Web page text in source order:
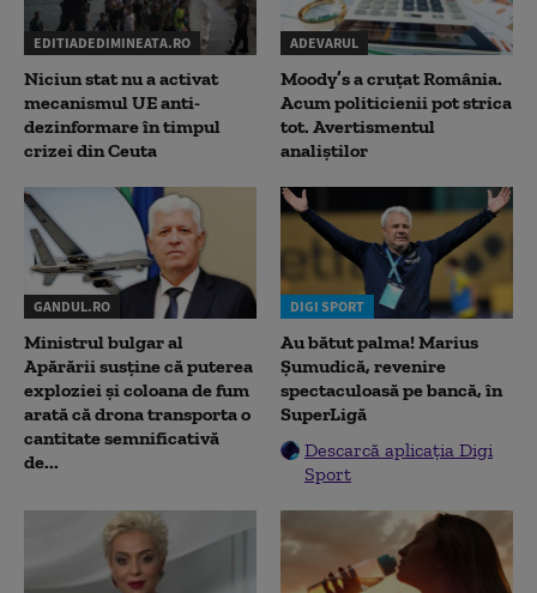
EDITIADEDIMINEATA.RO
Niciun stat nu a activat
mecanismul UE anti-
dezinformare în timpul
crizei din Ceuta
ADEVARUL
Moody’s a cruțat România.
Acum politicienii pot strica
tot. Avertismentul
analiștilor
GANDUL.RO
Ministrul bulgar al
Apărării susține că puterea
exploziei și coloana de fum
arată că drona transporta o
cantitate semnificativă
de...
DIGI SPORT
Au bătut palma! Marius
Șumudică, revenire
spectaculoasă pe bancă, în
SuperLigă
Descarcă aplicația Digi
Sport